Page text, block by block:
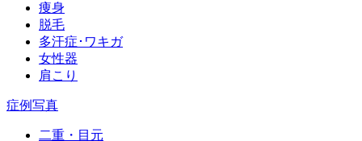
痩身
脱毛
多汗症･ワキガ
女性器
肩こり
症例写真
二重・目元